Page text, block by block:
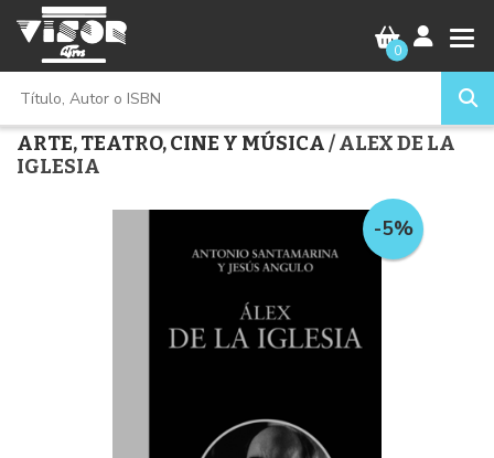
0
ARTE, TEATRO, CINE Y MÚSICA/ ALEX DE LA
IGLESIA
-5%